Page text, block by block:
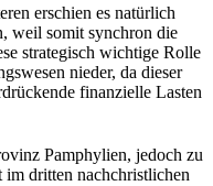
erschien es natürlich
weil somit synchron die
strategisch wichtige Rolle
nieder, da dieser
finanzielle Lasten
Pamphylien, jedoch zu
im dritten nachchristlichen